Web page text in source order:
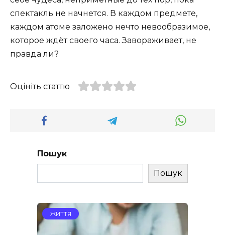
спектакль не начнется. В каждом предмете,
каждом атоме заложено нечто невообразимое,
которое ждёт своего часа. Завораживает, не
правда ли?
Оцініть статтю
Пошук
Пошук
ЖИТТЯ